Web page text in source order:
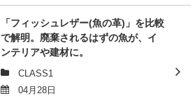
「フィッシュレザー(魚の革)」を比較
で解明。廃棄されるはずの魚が、イ
ンテリアや建材に。
CLASS1
04月28日